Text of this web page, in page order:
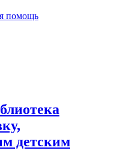
помощь
детским